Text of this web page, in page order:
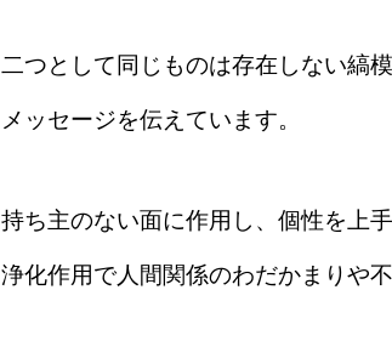
二つとして同じものは存在しない縞
メッセージを伝えています。
持ち主のない面に作用し、個性を上
浄化作用で人間関係のわだかまりや